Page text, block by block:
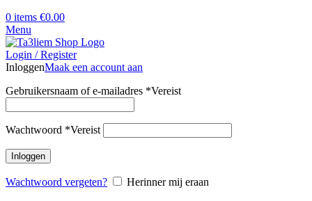
0 items €0.00
Menu
Login / Register
InloggenMaak een account aan
Gebruikersnaam of e-mailadres *Vereist
Wachtwoord *Vereist
Inloggen
Wachtwoord vergeten?
Herinner mij eraan